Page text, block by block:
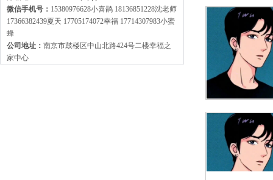
微信手机号： 15380976628小喜鹊 18136851228沈老师
17366382439夏天 17705174072幸福 17714307983小蜜
蜂
公司地址： 南京市鼓楼区中山北路424号二楼幸福之
家中心